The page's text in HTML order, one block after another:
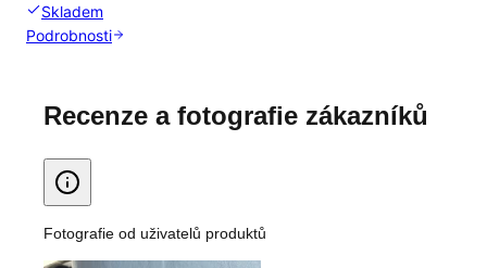
Skladem
Podrobnosti
Recenze a fotografie zákazníků
Fotografie od uživatelů produktů